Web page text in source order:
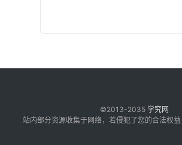
©2013-2035 学究网
站内部分资源收集于网络，若侵犯了您的合法权益